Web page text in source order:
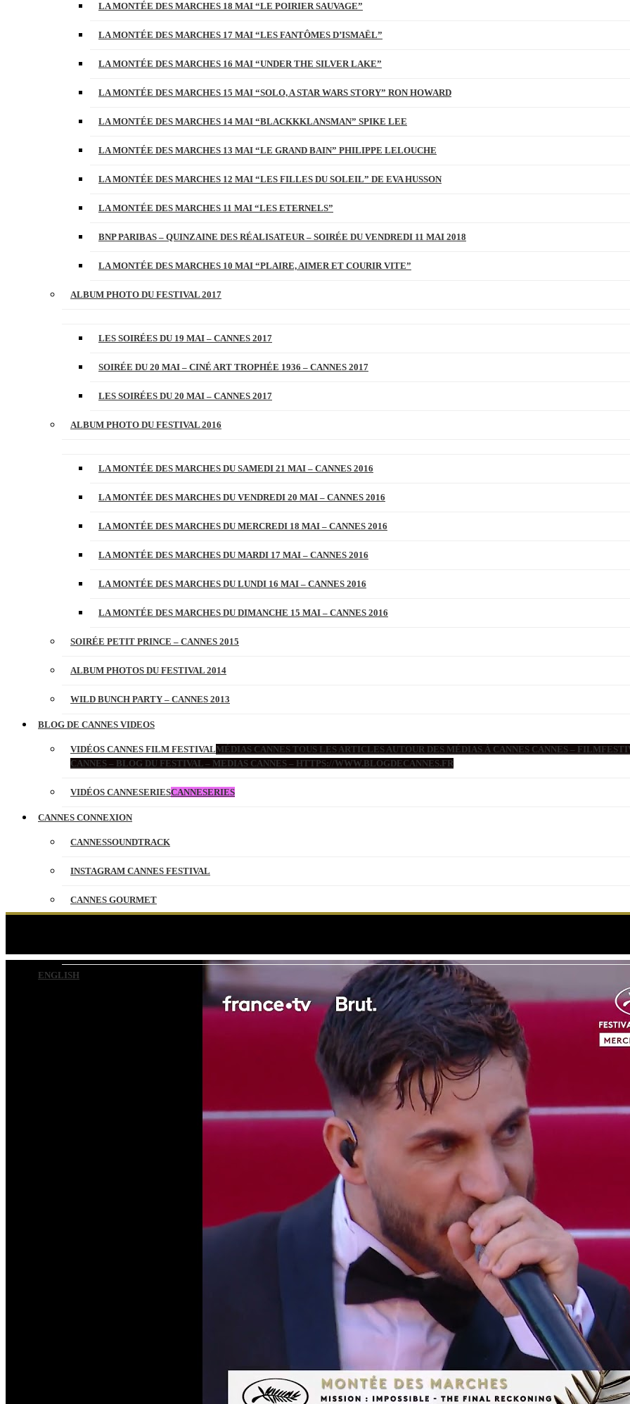
LA MONTÉE DES MARCHES 18 MAI “LE POIRIER SAUVAGE”
LA MONTÉE DES MARCHES 17 MAI “LES FANTÔMES D’ISMAËL”
LA MONTÉE DES MARCHES 16 MAI “UNDER THE SILVER LAKE”
LA MONTÉE DES MARCHES 15 MAI “SOLO, A STAR WARS STORY” RON HOWARD
LA MONTÉE DES MARCHES 14 MAI “BLACKKKLANSMAN” SPIKE LEE
LA MONTÉE DES MARCHES 13 MAI “LE GRAND BAIN” PHILIPPE LELOUCHE
LA MONTÉE DES MARCHES 12 MAI “LES FILLES DU SOLEIL” DE EVA HUSSON
LA MONTÉE DES MARCHES 11 MAI “LES ETERNELS”
BNP PARIBAS – QUINZAINE DES RÉALISATEUR – SOIRÉE DU VENDREDI 11 MAI 2018
LA MONTÉE DES MARCHES 10 MAI “PLAIRE, AIMER ET COURIR VITE”
ALBUM PHOTO DU FESTIVAL 2017
LES SOIRÉES DU 19 MAI – CANNES 2017
SOIRÉE DU 20 MAI – CINÉ ART TROPHÉE 1936 – CANNES 2017
LES SOIRÉES DU 20 MAI – CANNES 2017
ALBUM PHOTO DU FESTIVAL 2016
LA MONTÉE DES MARCHES DU SAMEDI 21 MAI – CANNES 2016
LA MONTÉE DES MARCHES DU VENDREDI 20 MAI – CANNES 2016
LA MONTÉE DES MARCHES DU MERCREDI 18 MAI – CANNES 2016
LA MONTÉE DES MARCHES DU MARDI 17 MAI – CANNES 2016
LA MONTÉE DES MARCHES DU LUNDI 16 MAI – CANNES 2016
LA MONTÉE DES MARCHES DU DIMANCHE 15 MAI – CANNES 2016
SOIRÉE PETIT PRINCE – CANNES 2015
ALBUM PHOTOS DU FESTIVAL 2014
WILD BUNCH PARTY – CANNES 2013
BLOG DE CANNES VIDEOS
VIDÉOS CANNES FILM FESTIVALMÉDIAS CANNES TOUS LES ARTICLES AUTOUR DES MÉDIAS À CANNES CANNES –
CANNES – BLOG DU FESTIVAL – MEDIAS CANNES – HTTPS://WWW.BLOGDECANNES.FR
VIDÉOS CANNESERIESCANNESERIES
CANNES CONNEXION
CANNESSOUNDTRACK
INSTAGRAM CANNES FESTIVAL
CANNES GOURMET
ENGLISH